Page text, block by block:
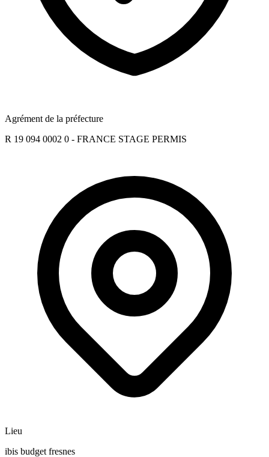
Agrément de la préfecture
R 19 094 0002 0 - FRANCE STAGE PERMIS
Lieu
ibis budget fresnes